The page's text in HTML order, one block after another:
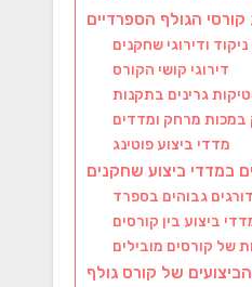
ודירוגי שחקנים
דירוגי קושי הקורס
גרינים בתקנות
במכות מרחק ומדדים
מדדי ביצוע פוטינג
גבוהים בספרד
ביצוע בין קורסים
של קורסים מובילים